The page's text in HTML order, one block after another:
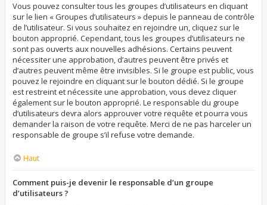
Vous pouvez consulter tous les groupes d’utilisateurs en cliquant
sur le lien « Groupes d’utilisateurs » depuis le panneau de contrôle
de l’utilisateur. Si vous souhaitez en rejoindre un, cliquez sur le
bouton approprié. Cependant, tous les groupes d’utilisateurs ne
sont pas ouverts aux nouvelles adhésions. Certains peuvent
nécessiter une approbation, d’autres peuvent être privés et
d’autres peuvent même être invisibles. Si le groupe est public, vous
pouvez le rejoindre en cliquant sur le bouton dédié. Si le groupe
est restreint et nécessite une approbation, vous devez cliquer
également sur le bouton approprié. Le responsable du groupe
d’utilisateurs devra alors approuver votre requête et pourra vous
demander la raison de votre requête. Merci de ne pas harceler un
responsable de groupe s’il refuse votre demande.
Haut
Comment puis-je devenir le responsable d’un groupe
d’utilisateurs ?